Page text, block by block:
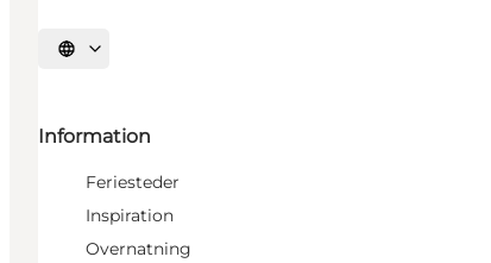
Vælg sprog
Information
Feriesteder
Inspiration
Overnatning